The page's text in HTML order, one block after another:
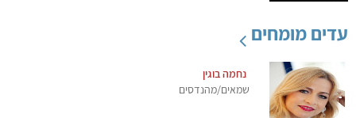
עדים מומחים
נחמה בוגין
שמאים/מהנדסים